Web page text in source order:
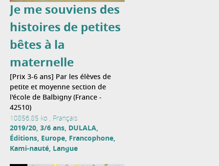
Je me souviens des
histoires de petites
bêtes à la
maternelle
[Prix 3-6 ans] Par les élèves de
petite et moyenne section de
l'école de Balbigny (France -
42510)
10856,85 ko , Français
2019/20, 3/6 ans, DULALA,
Éditions, Europe, Francophone,
Kami-nauté, Langue